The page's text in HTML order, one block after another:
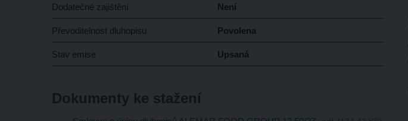
Dodatečné zajištění Není
Převoditelnost dluhopisu Povolena
Stav emise Upsaná
Dokumenty ke stažení